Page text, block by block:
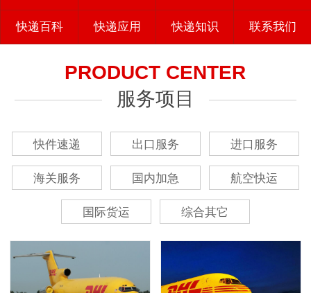
快递百科 快递应用 快递知识 联系我们
PRODUCT CENTER
服务项目
快件速递 出口服务 进口服务
海关服务 国内加急 航空快运
国际货运 综合其它